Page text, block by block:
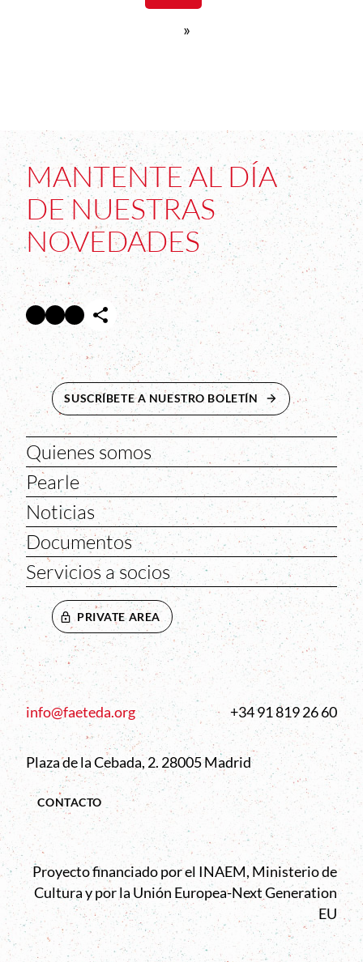
»
MANTENTE AL DÍA
DE NUESTRAS
NOVEDADES
Facebook Abre en nueva ventana
Twitter Abre en nueva ventana
InstagramAbre en nueva ventana
SUSCRÍBETE A NUESTRO BOLETÍN ABRE EN NUEVA
Quienes somos
Pearle
Noticias
Documentos
Servicios a socios
PRIVATE AREA
info@faeteda.org +34 91 819 26 60
Plaza de la Cebada, 2. 28005 Madrid
CONTACTO
Proyecto financiado por el INAEM, Ministerio de
Cultura y por la Unión Europea-Next Generation
EU